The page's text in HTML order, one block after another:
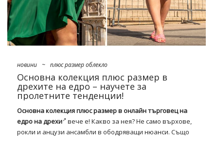
новини ~ плюс размер облекло
Основна колекция плюс размер в
дрехите на едро – научете за
пролетните тенденции!
Основна колекция плюс размер в онлайн търговец на
едро на дрехи
вече е! Какво за нея? Не само върхове,
рокли и анцузи ансамбли в ободряващи нюанси. Също